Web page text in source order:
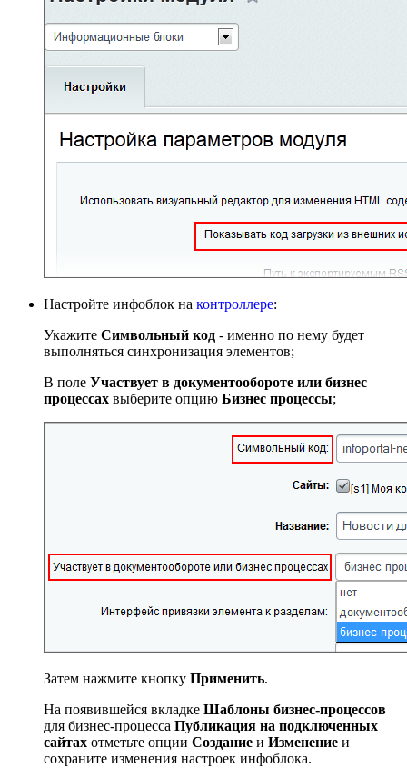
Настройте инфоблок на контроллере:
Укажите Символьный код - именно по нему будет
выполняться синхронизация элементов;
В поле Участвует в документообороте или бизнес
процессах выберите опцию Бизнес процессы;
Затем нажмите кнопку Применить.
На появившейся вкладке Шаблоны бизнес-процессов
для бизнес-процесса Публикация на подключенных
сайтах отметьте опции Создание и Изменение и
сохраните изменения настроек инфоблока.